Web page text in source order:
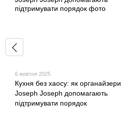
6 жовтня 2025
Кухня без хаосу: як органайзери
Joseph Joseph допомагають
підтримувати порядок